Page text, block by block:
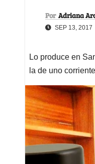
Por Adriana
SEP 13, 2017
Lo produce en
la de uno